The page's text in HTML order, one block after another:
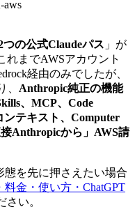
aws
の公式Claudeパス 」が
れまでAWSアカウント
経由のみでしたが、
、 Anthropic純正の機能
、MCP、Code
ンテキスト、Computer
Anthropicから」AWS請
態を先に押さえたい場合
料金・使い方・ChatGPT
さい。